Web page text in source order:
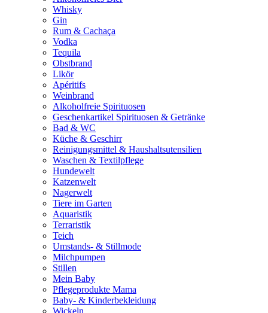
Whisky
Gin
Rum & Cachaça
Vodka
Tequila
Obstbrand
Likör
Apéritifs
Weinbrand
Alkoholfreie Spirituosen
Geschenkartikel Spirituosen & Getränke
Bad & WC
Küche & Geschirr
Reinigungsmittel & Haushaltsutensilien
Waschen & Textilpflege
Hundewelt
Katzenwelt
Nagerwelt
Tiere im Garten
Aquaristik
Terraristik
Teich
Umstands- & Stillmode
Milchpumpen
Stillen
Mein Baby
Pflegeprodukte Mama
Baby- & Kinderbekleidung
Wickeln